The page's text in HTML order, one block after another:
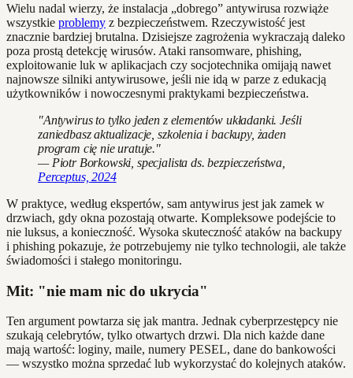
Wielu nadal wierzy, że instalacja „dobrego” antywirusa rozwiąże
wszystkie problemy z bezpieczeństwem. Rzeczywistość jest
znacznie bardziej brutalna. Dzisiejsze zagrożenia wykraczają daleko
poza prostą detekcję wirusów. Ataki ransomware, phishing,
exploitowanie luk w aplikacjach czy socjotechnika omijają nawet
najnowsze silniki antywirusowe, jeśli nie idą w parze z edukacją
użytkowników i nowoczesnymi praktykami bezpieczeństwa.
"Antywirus to tylko jeden z elementów układanki. Jeśli
zaniedbasz aktualizacje, szkolenia i backupy, żaden
program cię nie uratuje."
— Piotr Borkowski, specjalista ds. bezpieczeństwa,
Perceptus, 2024
W praktyce, według ekspertów, sam antywirus jest jak zamek w
drzwiach, gdy okna pozostają otwarte. Kompleksowe podejście to
nie luksus, a konieczność. Wysoka skuteczność ataków na backupy
i phishing pokazuje, że potrzebujemy nie tylko technologii, ale także
świadomości i stałego monitoringu.
Mit: "nie mam nic do ukrycia"
Ten argument powtarza się jak mantra. Jednak cyberprzestępcy nie
szukają celebrytów, tylko otwartych drzwi. Dla nich każde dane
mają wartość: loginy, maile, numery PESEL, dane do bankowości
— wszystko można sprzedać lub wykorzystać do kolejnych ataków.